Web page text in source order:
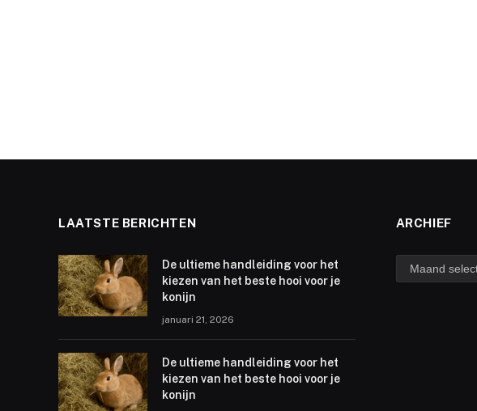
LAATSTE BERICHTEN
De ultieme handleiding voor het
kiezen van het beste hooi voor je
konijn
januari 21, 2026
De ultieme handleiding voor het
kiezen van het beste hooi voor je
konijn
ARCHIEF
archief